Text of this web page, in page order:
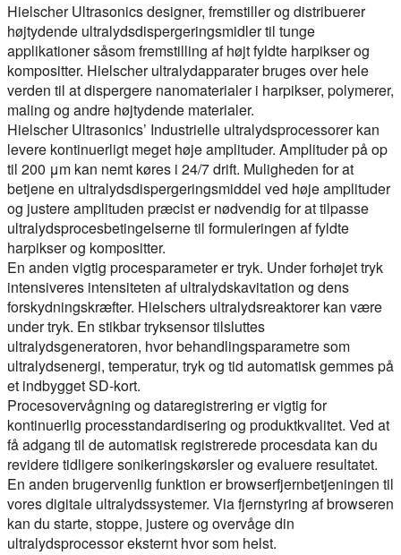
Hielscher Ultrasonics designer, fremstiller og distribuerer
højtydende ultralydsdispergeringsmidler til tunge
applikationer såsom fremstilling af højt fyldte harpikser og
kompositter. Hielscher ultralydapparater bruges over hele
verden til at dispergere nanomaterialer i harpikser, polymerer,
maling og andre højtydende materialer.
Hielscher Ultrasonics’ Industrielle ultralydsprocessorer kan
levere kontinuerligt meget høje amplituder. Amplituder på op
til 200 μm kan nemt køres i 24/7 drift. Muligheden for at
betjene en ultralydsdispergeringsmiddel ved høje amplituder
og justere amplituden præcist er nødvendig for at tilpasse
ultralydsprocesbetingelserne til formuleringen af fyldte
harpikser og kompositter.
En anden vigtig procesparameter er tryk. Under forhøjet tryk
intensiveres intensiteten af ultralydskavitation og dens
forskydningskræfter. Hielschers ultralydsreaktorer kan være
under tryk. En stikbar tryksensor tilsluttes
ultralydsgeneratoren, hvor behandlingsparametre som
ultralydsenergi, temperatur, tryk og tid automatisk gemmes på
et indbygget SD-kort.
Procesovervågning og dataregistrering er vigtig for
kontinuerlig processtandardisering og produktkvalitet. Ved at
få adgang til de automatisk registrerede procesdata kan du
revidere tidligere sonikeringskørsler og evaluere resultatet.
En anden brugervenlig funktion er browserfjernbetjeningen til
vores digitale ultralydssystemer. Via fjernstyring af browseren
kan du starte, stoppe, justere og overvåge din
ultralydsprocessor eksternt hvor som helst.